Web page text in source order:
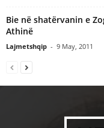
Bie në shatërvanin e
Athinë
Lajmetshqip - 9 May, 2011